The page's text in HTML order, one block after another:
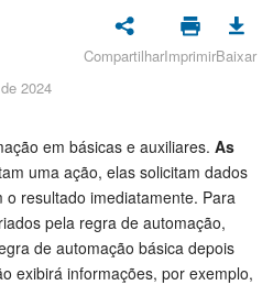
2024
CompartilharImprimirBaixar
em básicas e auxiliares. As
uma ação, elas solicitam dados
resultado imediatamente. Para
pela regra de automação,
de automação básica depois
exibirá informações, por exemplo,